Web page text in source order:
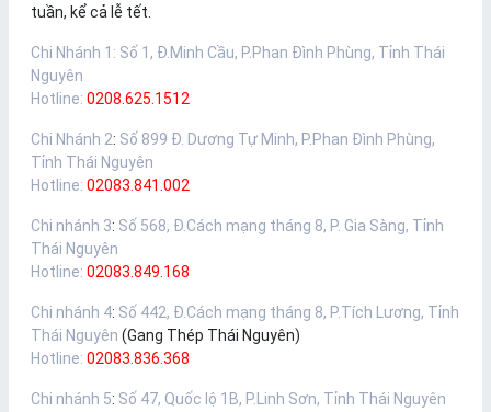
tuần, kể cả lễ tết.
Chi Nhánh 1 : Số 1, Đ.Minh Cầu, P.Phan Đình Phùng, Tỉnh Thái
Nguyên
Hotline: 0208.625.1512
Chi Nhánh 2: Số 899 Đ. Dương Tự Minh, P.Phan Đình Phùng,
Tỉnh Thái Nguyên
Hotline: 02083.841.002
Chi nhánh 3: Số 568, Đ.Cách mạng tháng 8, P. Gia Sàng, Tỉnh
Thái Nguyên
Hotline: 02083.849.168
Chi nhánh 4: Số 442, Đ.Cách mạng tháng 8, P.Tích Lương, Tỉnh
Thái Nguyên (Gang Thép Thái Nguyên)
Hotline: 02083.836.368
Chi nhánh 5: Số 47, Quốc lộ 1B, P.Linh Sơn, Tỉnh Thái Nguyên